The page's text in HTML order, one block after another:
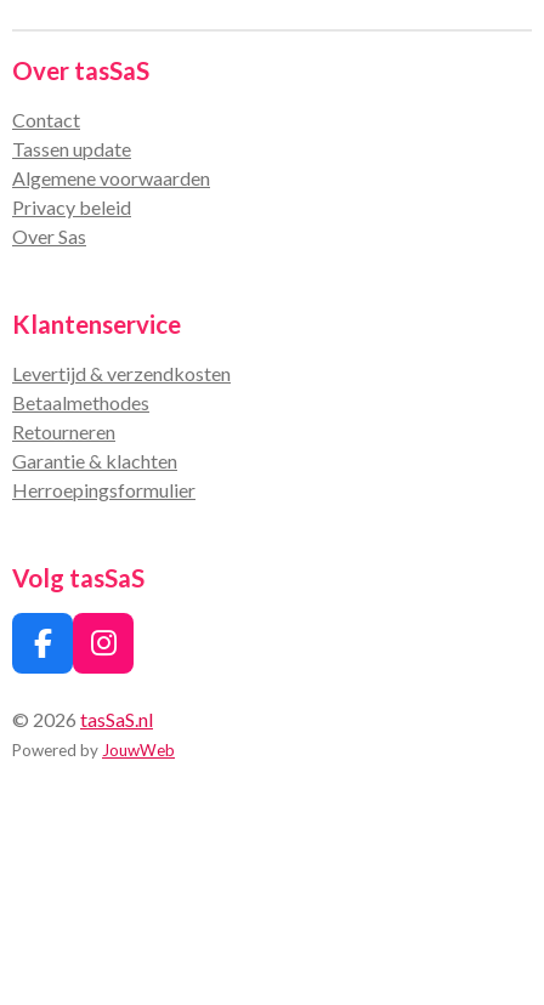
Over tasSaS
Contact
Tassen update
Algemene voorwaarden
Privacy beleid
Over Sas
Klantenservice
Levertijd & verzendkosten
Betaalmethodes
Retourneren
Garantie & klachten
Herroepingsformulier
Volg tasSaS
F
c
e
I
s
t
© 2026 tasSaS.nl
Powered by JouwWeb